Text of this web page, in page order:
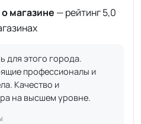
магазине — рейтинг 5,0
для этого города.
профессионалы и
Качество и
на высшем уровне.